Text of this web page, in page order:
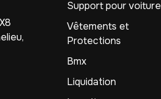
Support pour voiture
Vêtements et
Protections
Bmx
Liquidation